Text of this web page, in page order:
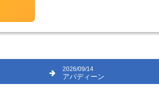
2026/09/14
アバディーン